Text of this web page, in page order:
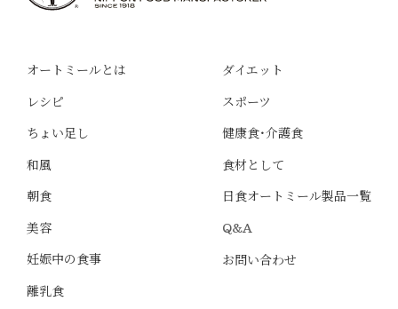
オートミールとは
レシピ
ちょい足し
和風
朝食
美容
妊娠中の食事
離乳食
ダイエット
スポーツ
健康食・介護食
食材として
日食オートミール製品一覧
Q&A
お問い合わせ